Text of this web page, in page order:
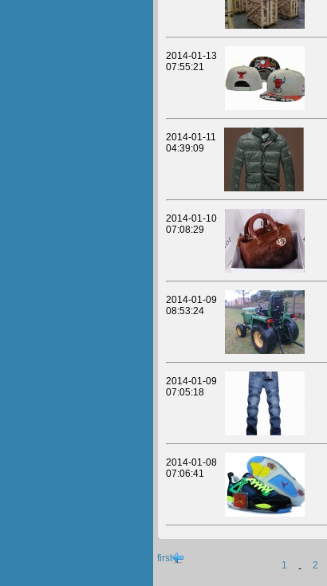
2014-01-13
07:55:21
2014-01-11
04:39:09
2014-01-10
07:08:29
2014-01-09
08:53:24
2014-01-09
07:05:18
2014-01-08
07:06:41
first
1 - 2